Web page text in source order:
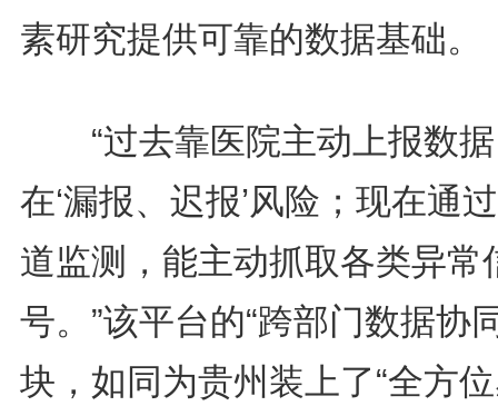
素研究提供可靠的数据基础。
“过去靠医院主动上报数据
在‘漏报、迟报’风险；现在通
道监测，能主动抓取各类异常
号。”该平台的“跨部门数据协
块，如同为贵州装上了“全方